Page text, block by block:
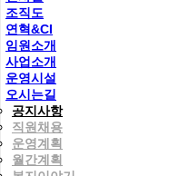
조직도
연혁&CI
임원소개
사업소개
운영시설
오시는길
공지사항
직원채용
운영계획
월간계획